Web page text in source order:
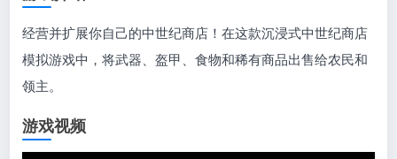
经营并扩展你自己的中世纪商店！在这款沉浸式中世纪商店
模拟游戏中，将武器、盔甲、食物和稀有商品出售给农民和
领主。
游戏视频